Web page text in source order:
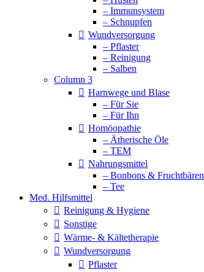
– Immunsystem
– Schnupfen
Wundversorgung
– Pflaster
– Reinigung
– Salben
Column 3
Harnwege und Blase
– Für Sie
– Für Ihn
Homöopathie
– Ätherische Öle
– TEM
Nahrungsmittel
– Bonbons & Fruchtbären
– Tee
Med. Hilfsmittel
Reinigung & Hygiene
Sonstige
Wärme- & Kältetherapie
Wundversorgung
Pflaster